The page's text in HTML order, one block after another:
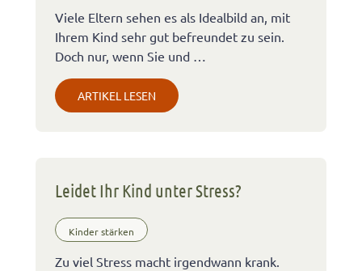
Viele Eltern sehen es als Idealbild an, mit
Ihrem Kind sehr gut befreundet zu sein.
Doch nur, wenn Sie und …
ARTIKEL LESEN
Leidet Ihr Kind unter Stress?
Kinder stärken
Zu viel Stress macht irgendwann krank.